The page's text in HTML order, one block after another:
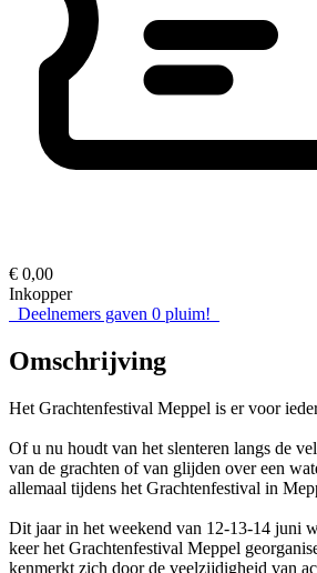
€ 0,00
Inkopper
Deelnemers gaven 0 pluim!
Omschrijving
Het Grachtenfestival Meppel is er voor
Of u nu houdt van het slenteren langs de
van de grachten of van glijden over een
allemaal tijdens het Grachtenfestival in
Dit jaar in het weekend van 12-13-14 juni
keer het Grachtenfestival Meppel
kenmerkt zich door de veelzijdigheid van